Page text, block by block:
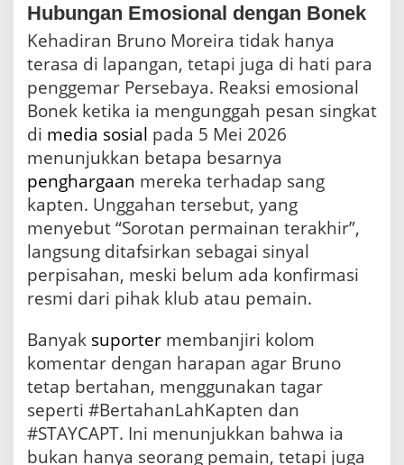
Hubungan Emosional dengan Bonek
Kehadiran Bruno Moreira tidak hanya
terasa di lapangan, tetapi juga di hati para
penggemar Persebaya. Reaksi emosional
Bonek ketika ia mengunggah pesan singkat
di media sosial pada 5 Mei 2026
penghargaan mereka terhadap sang
kapten. Unggahan tersebut, yang
menyebut “Sorotan permainan terakhir”,
langsung ditafsirkan sebagai sinyal
perpisahan, meski belum ada konfirmasi
resmi dari pihak klub atau pemain.
Banyak suporter membanjiri kolom
komentar dengan harapan agar Bruno
tetap bertahan, menggunakan tagar
seperti #BertahanLahKapten dan
#STAYCAPT. Ini menunjukkan bahwa ia
bukan hanya seorang pemain, tetapi juga